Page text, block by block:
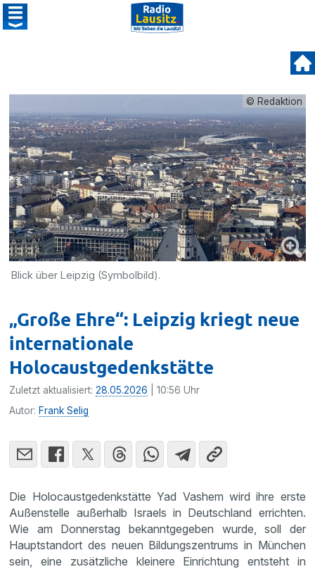
© Redaktion
Blick über Leipzig (Symbolbild).
„Große Ehre“: Leipzig kriegt neue
internationale
Holocaustgedenkstätte
Zuletzt aktualisiert:28.05.2026 | 10:56 Uhr
Autor: Frank Selig
Die Holocaustgedenkstätte Yad Vashem wird ihre erste
Außenstelle außerhalb Israels in Deutschland errichten.
Wie am Donnerstag bekanntgegeben wurde, soll der
Hauptstandort des neuen Bildungszentrums in München
sein, eine zusätzliche kleinere Einrichtung entsteht in